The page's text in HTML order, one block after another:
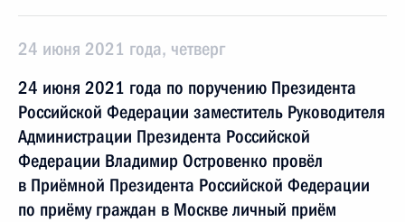
24 июня 2021 года, четверг
24 июня 2021 года по поручению Президента
Российской Федерации заместитель Руководителя
Администрации Президента Российской
Федерации Владимир Островенко провёл
в Приёмной Президента Российской Федерации
по приёму граждан в Москве личный приём